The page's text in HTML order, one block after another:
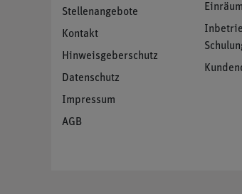
Stellenangebote
Kontakt
Hinweisgeberschutz
Datenschutz
Impressum
AGB